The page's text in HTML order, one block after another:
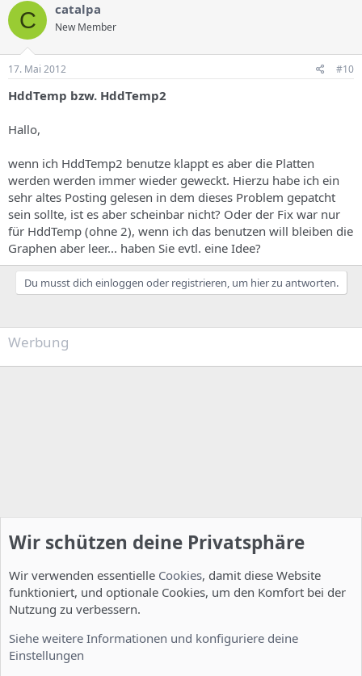
C catalpa
New Member
17. Mai 2012 #10
HddTemp bzw. HddTemp2
Hallo,
wenn ich HddTemp2 benutze klappt es aber die Platten
werden werden immer wieder geweckt. Hierzu habe ich ein
sehr altes Posting gelesen in dem dieses Problem gepatcht
sein sollte, ist es aber scheinbar nicht? Oder der Fix war nur
für HddTemp (ohne 2), wenn ich das benutzen will bleiben die
Graphen aber leer... haben Sie evtl. eine Idee?
Du musst dich einloggen oder registrieren, um hier zu antworten.
Werbung
Wir schützen deine Privatsphäre
Wir verwenden essentielle Cookies, damit diese Website
funktioniert, und optionale Cookies, um den Komfort bei der
Nutzung zu verbessern.
Siehe weitere Informationen und konfiguriere deine
Einstellungen